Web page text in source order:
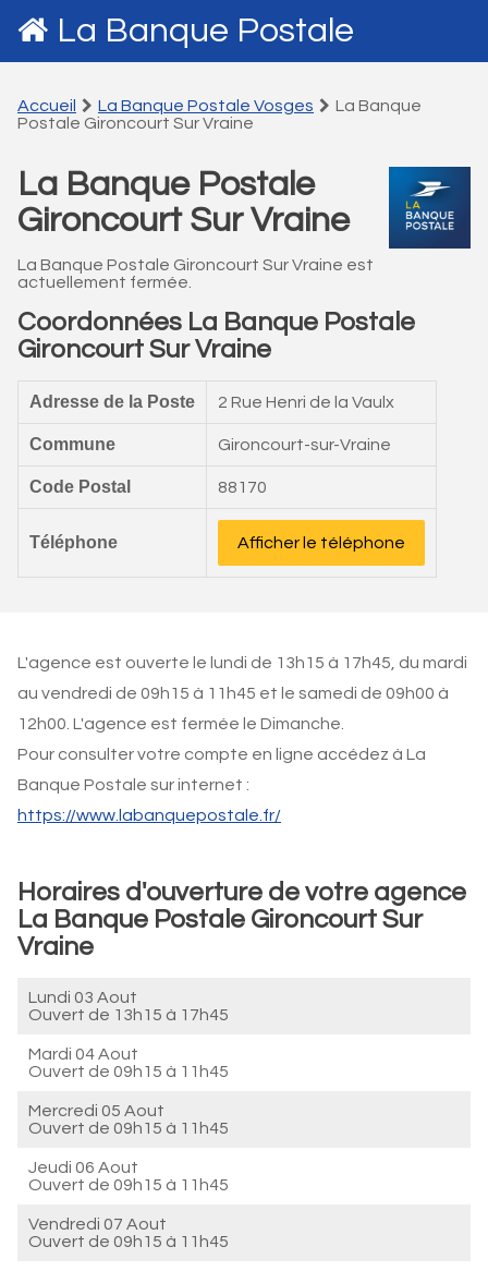
La Banque Postale
Accueil La Banque Postale Vosges
La Banque
Postale Gironcourt Sur Vraine
La Banque Postale
Gironcourt Sur Vraine
La Banque Postale Gironcourt Sur Vraine est
actuellement fermée.
Coordonnées La Banque Postale
Gironcourt Sur Vraine
Adresse de la Poste 2 Rue Henri de la Vaulx
Commune Gironcourt-sur-Vraine
Code Postal 88170
Téléphone Afficher le téléphone
L'agence est ouverte le lundi de 13h15 à 17h45, du mardi
au vendredi de 09h15 à 11h45 et le samedi de 09h00 à
12h00. L'agence est fermée le Dimanche.
Pour consulter votre compte en ligne accédez à La
Banque Postale sur internet :
https://www.labanquepostale.fr/
Horaires d'ouverture de votre agence
La Banque Postale Gironcourt Sur
Vraine
Lundi 03 Aout
Ouvert de 13h15 à 17h45
Mardi 04 Aout
Ouvert de 09h15 à 11h45
Mercredi 05 Aout
Ouvert de 09h15 à 11h45
Jeudi 06 Aout
Ouvert de 09h15 à 11h45
Vendredi 07 Aout
Ouvert de 09h15 à 11h45